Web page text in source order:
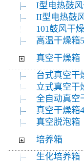
I型电热鼓
II型电热鼓
101鼓风干
高温干燥箱
真空干燥箱
台式真空干
立式真空干
全自动真空
真空干燥箱
真空脱泡箱
培养箱
生化培养箱